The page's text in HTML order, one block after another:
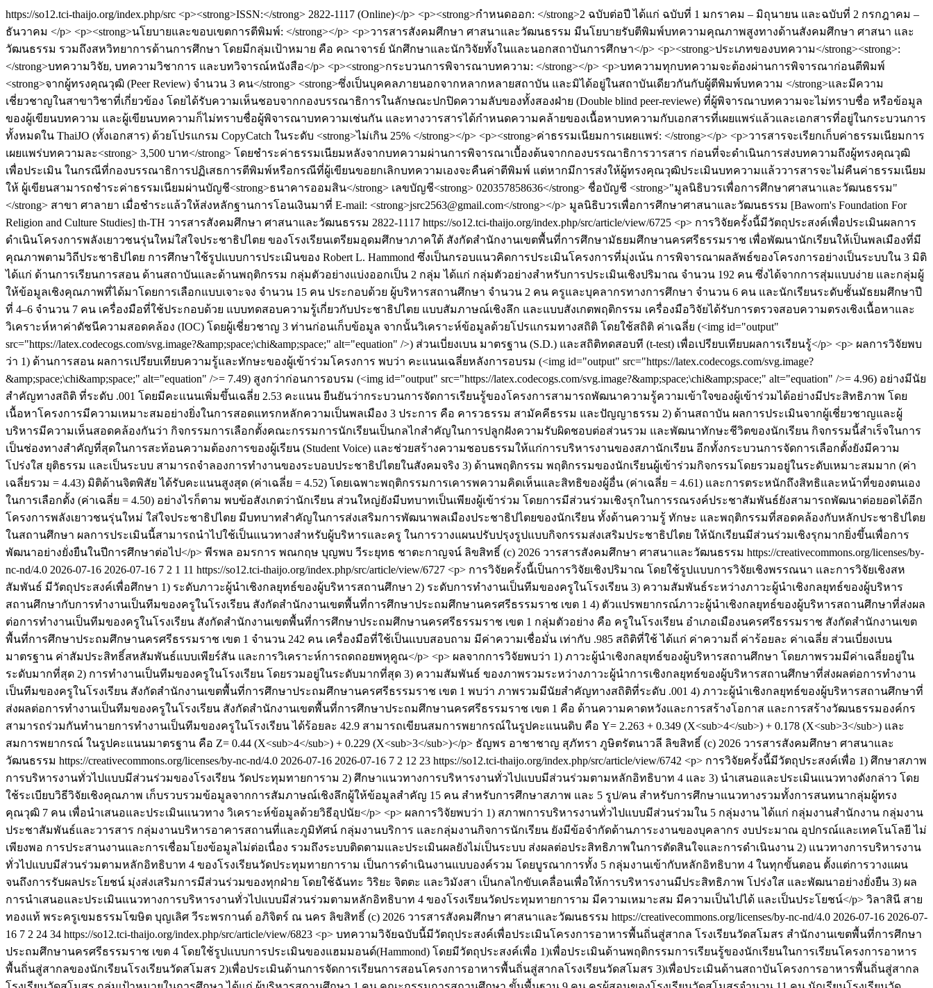
https://so12.tci-thaijo.org/index.php/src <p><strong>ISSN:</strong> 2822-1117 (Online)</p> <p><strong>กำหนดออก: </strong>2 ฉบับต่อปี ได้แก่ ฉบับที่ 1 มกราคม – มิถุนายน และฉบับที่ 2 กรกฎาคม –
ธันวาคม </p> <p><strong>นโยบายและขอบเขตการตีพิมพ์: </strong></p> <p>วารสารสังคมศึกษา ศาสนาและวัฒนธรรม มีนโยบายรับตีพิมพ์บทความคุณภาพสูงทางด้านสังคมศึกษา ศาสนา และ
วัฒนธรรม รวมถึงสหวิทยาการด้านการศึกษา โดยมีกลุ่มเป้าหมาย คือ คณาจารย์ นักศึกษาและนักวิจัยทั้งในและนอกสถาบันการศึกษา</p> <p><strong>ประเภทของบทความ</strong><strong>:
</strong>บทความวิจัย, บทความวิชาการ และบทวิจารณ์หนังสือ</p> <p><strong>กระบวนการพิจารณาบทความ: </strong></p> <p>บทความทุกบทความจะต้องผ่านการพิจารณาก่อนตีพิมพ์
<strong>จากผู้ทรงคุณวุฒิ (Peer Review) จำนวน 3 คน</strong> <strong>ซึ่งเป็นบุคคลภายนอกจากหลากหลายสถาบัน และมิได้อยู่ในสถาบันเดียวกันกับผู้ตีพิมพ์บทความ </strong>และมีความ
เชี่ยวชาญในสาขาวิชาที่เกี่ยวข้อง โดยได้รับความเห็นชอบจากกองบรรณาธิการในลักษณะปกปิดความลับของทั้งสองฝ่าย (Double blind peer-reviewe) ที่ผู้พิจารณาบทความจะไม่ทราบชื่อ หรือข้อมูล
ของผู้เขียนบทความ และผู้เขียนบทความก็ไม่ทราบชื่อผู้พิจารณาบทความเช่นกัน และทางวารสารได้กำหนดความคล้ายของเนื้อหาบทความกับเอกสารที่เผยแพร่แล้วและเอกสารที่อยู่ในกระบวนการ
ทั้งหมดใน ThaiJO (ทั้งเอกสาร) ด้วยโปรแกรม CopyCatch ในระดับ <strong>ไม่เกิน 25% </strong></p> <p><strong>ค่าธรรมเนียมการเผยแพร่: </strong></p> <p>วารสารจะเรียกเก็บค่าธรรมเนียมการ
เผยแพร่บทความละ<strong> 3,500 บาท</strong> โดยชำระค่าธรรมเนียมหลังจากบทความผ่านการพิจารณาเบื้องต้นจากกองบรรณาธิการวารสาร ก่อนที่จะดำเนินการส่งบทความถึงผู้ทรงคุณวุฒิ
เพื่อประเมิน ในกรณีที่กองบรรณาธิการปฏิเสธการตีพิมพ์หรือกรณีที่ผู้เขียนขอยกเลิกบทความเองจะคืนค่าตีพิมพ์ แต่หากมีการส่งให้ผู้ทรงคุณวุฒิประเมินบทความแล้ววารสารจะไม่คืนค่าธรรมเนียม
ให้ ผู้เขียนสามารถชำระค่าธรรมเนียมผ่านบัญชี<strong>ธนาคารออมสิน</strong> เลขบัญชี<strong> 020357858636</strong> ชื่อบัญชี <strong>"มูลนิธิบวรเพื่อการศึกษาศาสนาและวัฒนธรรม"
</strong> สาขา ศาลายา เมื่อชำระแล้วให้ส่งหลักฐานการโอนเงินมาที่ E-mail: <strong>jsrc2563@gmail.com</strong></p> มูลนิธิบวรเพื่อการศึกษาศาสนาและวัฒนธรรม [Baworn's Foundation For
Religion and Culture Studies] th-TH วารสารสังคมศึกษา ศาสนาและวัฒนธรรม 2822-1117 https://so12.tci-thaijo.org/index.php/src/article/view/6725 <p> การวิจัยครั้งนี้มีวัตถุประสงค์เพื่อประเมินผลการ
ดำเนินโครงการพลังเยาวชนรุ่นใหม่ใส่ใจประชาธิปไตย ของโรงเรียนเตรียมอุดมศึกษาภาคใต้ สังกัดสำนักงานเขตพื้นที่การศึกษามัธยมศึกษานครศรีธรรมราช เพื่อพัฒนานักเรียนให้เป็นพลเมืองที่มี
คุณภาพตามวิถีประชาธิปไตย การศึกษาใช้รูปแบบการประเมินของ Robert L. Hammond ซึ่งเป็นกรอบแนวคิดการประเมินโครงการที่มุ่งเน้น การพิจารณาผลลัพธ์ของโครงการอย่างเป็นระบบใน 3 มิติ
ได้แก่ ด้านการเรียนการสอน ด้านสถาบันและด้านพฤติกรรม กลุ่มตัวอย่างแบ่งออกเป็น 2 กลุ่ม ได้แก่ กลุ่มตัวอย่างสำหรับการประเมินเชิงปริมาณ จำนวน 192 คน ซึ่งได้จากการสุ่มแบบง่าย และกลุ่มผู้
ให้ข้อมูลเชิงคุณภาพที่ได้มาโดยการเลือกแบบเจาะจง จำนวน 15 คน ประกอบด้วย ผู้บริหารสถานศึกษา จำนวน 2 คน ครูและบุคลากรทางการศึกษา จำนวน 6 คน และนักเรียนระดับชั้นมัธยมศึกษาปี
ที่ 4–6 จำนวน 7 คน เครื่องมือที่ใช้ประกอบด้วย แบบทดสอบความรู้เกี่ยวกับประชาธิปไตย แบบสัมภาษณ์เชิงลึก และแบบสังเกตพฤติกรรม เครื่องมือวิจัยได้รับการตรวจสอบความตรงเชิงเนื้อหาและ
วิเคราะห์หาค่าดัชนีความสอดคล้อง (IOC) โดยผู้เชี่ยวชาญ 3 ท่านก่อนเก็บข้อมูล จากนั้นวิเคราะห์ข้อมูลด้วยโปรแกรมทางสถิติ โดยใช้สถิติ ค่าเฉลี่ย (<img id="output"
src="https://latex.codecogs.com/svg.image?&amp;space;\chi&amp;space;" alt="equation" />) ส่วนเบี่ยงเบน มาตรฐาน (S.D.) และสถิติทดสอบที (t-test) เพื่อเปรียบเทียบผลการเรียนรู้</p> <p> ผลการวิจัยพบ
ว่า 1) ด้านการสอน ผลการเปรียบเทียบความรู้และทักษะของผู้เข้าร่วมโครงการ พบว่า คะแนนเฉลี่ยหลังการอบรม (<img id="output" src="https://latex.codecogs.com/svg.image?
&amp;space;\chi&amp;space;" alt="equation" />= 7.49) สูงกว่าก่อนการอบรม (<img id="output" src="https://latex.codecogs.com/svg.image?&amp;space;\chi&amp;space;" alt="equation" />= 4.96) อย่างมีนัย
สำคัญทางสถิติ ที่ระดับ .001 โดยมีคะแนนเพิ่มขึ้นเฉลี่ย 2.53 คะแนน ยืนยันว่ากระบวนการจัดการเรียนรู้ของโครงการสามารถพัฒนาความรู้ความเข้าใจของผู้เข้าร่วมได้อย่างมีประสิทธิภาพ โดย
เนื้อหาโครงการมีความเหมาะสมอย่างยิ่งในการสอดแทรกหลักความเป็นพลเมือง 3 ประการ คือ คารวธรรม สามัคคีธรรม และปัญญาธรรม 2) ด้านสถาบัน ผลการประเมินจากผู้เชี่ยวชาญและผู้
บริหารมีความเห็นสอดคล้องกันว่า กิจกรรมการเลือกตั้งคณะกรรมการนักเรียนเป็นกลไกสำคัญในการปลูกฝังความรับผิดชอบต่อส่วนรวม และพัฒนาทักษะชีวิตของนักเรียน กิจกรรมนี้สำเร็จในการ
เป็นช่องทางสำคัญที่สุดในการสะท้อนความต้องการของผู้เรียน (Student Voice) และช่วยสร้างความชอบธรรมให้แก่การบริหารงานของสภานักเรียน อีกทั้งกระบวนการจัดการเลือกตั้งยังมีความ
โปร่งใส ยุติธรรม และเป็นระบบ สามารถจำลองการทำงานของระบอบประชาธิปไตยในสังคมจริง 3) ด้านพฤติกรรม พฤติกรรมของนักเรียนผู้เข้าร่วมกิจกรรมโดยรวมอยู่ในระดับเหมาะสมมาก (ค่า
เฉลี่ยรวม = 4.43) มิติด้านจิตพิสัย ได้รับคะแนนสูงสุด (ค่าเฉลี่ย = 4.52) โดยเฉพาะพฤติกรรมการเคารพความคิดเห็นและสิทธิของผู้อื่น (ค่าเฉลี่ย = 4.61) และการตระหนักถึงสิทธิและหน้าที่ของตนเอง
ในการเลือกตั้ง (ค่าเฉลี่ย = 4.50) อย่างไรก็ตาม พบข้อสังเกตว่านักเรียน ส่วนใหญ่ยังมีบทบาทเป็นเพียงผู้เข้าร่วม โดยการมีส่วนร่วมเชิงรุกในการรณรงค์ประชาสัมพันธ์ยังสามารถพัฒนาต่อยอดได้อีก
โครงการพลังเยาวชนรุ่นใหม่ ใส่ใจประชาธิปไตย มีบทบาทสำคัญในการส่งเสริมการพัฒนาพลเมืองประชาธิปไตยของนักเรียน ทั้งด้านความรู้ ทักษะ และพฤติกรรมที่สอดคล้องกับหลักประชาธิปไตย
ในสถานศึกษา ผลการประเมินนี้สามารถนำไปใช้เป็นแนวทางสำหรับผู้บริหารและครู ในการวางแผนปรับปรุงรูปแบบกิจกรรมส่งเสริมประชาธิปไตย ให้นักเรียนมีส่วนร่วมเชิงรุกมากยิ่งขึ้นเพื่อการ
พัฒนาอย่างยั่งยืนในปีการศึกษาต่อไป</p> พีรพล อมรการ พณกฤษ บุญพบ วีระยุทธ ชาตะกาญจน์ ลิขสิทธิ์ (c) 2026 วารสารสังคมศึกษา ศาสนาและวัฒนธรรม https://creativecommons.org/licenses/by-
nc-nd/4.0 2026-07-16 2026-07-16 7 2 1 11 https://so12.tci-thaijo.org/index.php/src/article/view/6727 <p> การวิจัยครั้งนี้เป็นการวิจัยเชิงปริมาณ โดยใช้รูปแบบการวิจัยเชิงพรรณนา และการวิจัยเชิงสห
สัมพันธ์ มีวัตถุประสงค์เพื่อศึกษา 1) ระดับภาวะผู้นำเชิงกลยุทธ์ของผู้บริหารสถานศึกษา 2) ระดับการทำงานเป็นทีมของครูในโรงเรียน 3) ความสัมพันธ์ระหว่างภาวะผู้นำเชิงกลยุทธ์ของผู้บริหาร
สถานศึกษากับการทำงานเป็นทีมของครูในโรงเรียน สังกัดสำนักงานเขตพื้นที่การศึกษาประถมศึกษานครศรีธรรมราช เขต 1 4) ตัวแปรพยากรณ์ภาวะผู้นำเชิงกลยุทธ์ของผู้บริหารสถานศึกษาที่ส่งผล
ต่อการทำงานเป็นทีมของครูในโรงเรียน สังกัดสำนักงานเขตพื้นที่การศึกษาประถมศึกษานครศรีธรรมราช เขต 1 กลุ่มตัวอย่าง คือ ครูในโรงเรียน อำเภอเมืองนครศรีธรรมราช สังกัดสำนักงานเขต
พื้นที่การศึกษาประถมศึกษานครศรีธรรมราช เขต 1 จำนวน 242 คน เครื่องมือที่ใช้เป็นแบบสอบถาม มีค่าความเชื่อมั่น เท่ากับ .985 สถิติที่ใช้ ได้แก่ ค่าความถี่ ค่าร้อยละ ค่าเฉลี่ย ส่วนเบี่ยงเบน
มาตรฐาน ค่าสัมประสิทธิ์สหสัมพันธ์แบบเพียร์สัน และการวิเคราะห์การถดถอยพหุคูณ</p> <p> ผลจากการวิจัยพบว่า 1) ภาวะผู้นำเชิงกลยุทธ์ของผู้บริหารสถานศึกษา โดยภาพรวมมีค่าเฉลี่ยอยู่ใน
ระดับมากที่สุด 2) การทำงานเป็นทีมของครูในโรงเรียน โดยรวมอยู่ในระดับมากที่สุด 3) ความสัมพันธ์ ของภาพรวมระหว่างภาวะผู้นำการเชิงกลยุทธ์ของผู้บริหารสถานศึกษาที่ส่งผลต่อการทำงาน
เป็นทีมของครูในโรงเรียน สังกัดสำนักงานเขตพื้นที่การศึกษาประถมศึกษานครศรีธรรมราช เขต 1 พบว่า ภาพรวมมีนัยสำคัญทางสถิติที่ระดับ .001 4) ภาวะผู้นำเชิงกลยุทธ์ของผู้บริหารสถานศึกษาที่
ส่งผลต่อการทำงานเป็นทีมของครูในโรงเรียน สังกัดสำนักงานเขตพื้นที่การศึกษาประถมศึกษานครศรีธรรมราช เขต 1 คือ ด้านความคาดหวังและการสร้างโอกาส และการสร้างวัฒนธรรมองค์กร
สามารถร่วมกันทำนายการทำงานเป็นทีมของครูในโรงเรียน ได้ร้อยละ 42.9 สามารถเขียนสมการพยากรณ์ในรูปคะแนนดิบ คือ Y= 2.263 + 0.349 (X<sub>4</sub>) + 0.178 (X<sub>3</sub>) และ
สมการพยากรณ์ ในรูปคะแนนมาตรฐาน คือ Z= 0.44 (X<sub>4</sub>) + 0.229 (X<sub>3</sub>)</p> ธัญพร อาชาชาญ สุภัทรา ภูษิตรัตนาวลี ลิขสิทธิ์ (c) 2026 วารสารสังคมศึกษา ศาสนาและ
วัฒนธรรม https://creativecommons.org/licenses/by-nc-nd/4.0 2026-07-16 2026-07-16 7 2 12 23 https://so12.tci-thaijo.org/index.php/src/article/view/6742 <p> การวิจัยครั้งนี้มีวัตถุประสงค์เพื่อ 1) ศึกษาสภาพ
การบริหารงานทั่วไปแบบมีส่วนร่วมของโรงเรียน วัดประทุมทายการาม 2) ศึกษาแนวทางการบริหารงานทั่วไปแบบมีส่วนร่วมตามหลักอิทธิบาท 4 และ 3) นำเสนอและประเมินแนวทางดังกล่าว โดย
ใช้ระเบียบวิธีวิจัยเชิงคุณภาพ เก็บรวบรวมข้อมูลจากการสัมภาษณ์เชิงลึกผู้ให้ข้อมูลสำคัญ 15 คน สำหรับการศึกษาสภาพ และ 5 รูป/คน สำหรับการศึกษาแนวทางรวมทั้งการสนทนากลุ่มผู้ทรง
คุณวุฒิ 7 คน เพื่อนำเสนอและประเมินแนวทาง วิเคราะห์ข้อมูลด้วยวิธีอุปนัย</p> <p> ผลการวิจัยพบว่า 1) สภาพการบริหารงานทั่วไปแบบมีส่วนร่วมใน 5 กลุ่มงาน ได้แก่ กลุ่มงานสำนักงาน กลุ่มงาน
ประชาสัมพันธ์และวารสาร กลุ่มงานบริหารอาคารสถานที่และภูมิทัศน์ กลุ่มงานบริการ และกลุ่มงานกิจการนักเรียน ยังมีข้อจำกัดด้านภาระงานของบุคลากร งบประมาณ อุปกรณ์และเทคโนโลยี ไม่
เพียงพอ การประสานงานและการเชื่อมโยงข้อมูลไม่ต่อเนื่อง รวมถึงระบบติดตามและประเมินผลยังไม่เป็นระบบ ส่งผลต่อประสิทธิภาพในการตัดสินใจและการดำเนินงาน 2) แนวทางการบริหารงาน
ทั่วไปแบบมีส่วนร่วมตามหลักอิทธิบาท 4 ของโรงเรียนวัดประทุมทายการาม เป็นการดำเนินงานแบบองค์รวม โดยบูรณาการทั้ง 5 กลุ่มงานเข้ากับหลักอิทธิบาท 4 ในทุกขั้นตอน ตั้งแต่การวางแผน
จนถึงการรับผลประโยชน์ มุ่งส่งเสริมการมีส่วนร่วมของทุกฝ่าย โดยใช้ฉันทะ วิริยะ จิตตะ และวิมังสา เป็นกลไกขับเคลื่อนเพื่อให้การบริหารงานมีประสิทธิภาพ โปร่งใส และพัฒนาอย่างยั่งยืน 3) ผล
การนำเสนอและประเมินแนวทางการบริหารงานทั่วไปแบบมีส่วนร่วมตามหลักอิทธิบาท 4 ของโรงเรียนวัดประทุมทายการาม มีความเหมาะสม มีความเป็นไปได้ และเป็นประโยชน์</p> วิลาสินี สาย
ทองแท้ พระครูเขมธรรมโฆษิต บุญเลิศ วีระพรกานต์ อภิจิตร์ ณ นคร ลิขสิทธิ์ (c) 2026 วารสารสังคมศึกษา ศาสนาและวัฒนธรรม https://creativecommons.org/licenses/by-nc-nd/4.0 2026-07-16 2026-07-
16 7 2 24 34 https://so12.tci-thaijo.org/index.php/src/article/view/6823 <p> บทความวิจัยฉบับนี้มีวัตถุประสงค์เพื่อประเมินโครงการอาหารพื้นถิ่นสู่สากล โรงเรียนวัดสโมสร สำนักงานเขตพื้นที่การศึกษา
ประถมศึกษานครศรีธรรมราช เขต 4 โดยใช้รูปแบบการประเมินของแฮมมอนด์(Hammond) โดยมีวัตถุประสงค์เพื่อ 1)เพื่อประเมินด้านพฤติกรรมการเรียนรู้ของนักเรียนในการเรียนโครงการอาหาร
พื้นถิ่นสู่สากลของนักเรียนโรงเรียนวัดสโมสร 2)เพื่อประเมินด้านการจัดการเรียนการสอนโครงการอาหารพื้นถิ่นสู่สากลโรงเรียนวัดสโมสร 3)เพื่อประเมินด้านสถาบันโครงการอาหารพื้นถิ่นสู่สากล